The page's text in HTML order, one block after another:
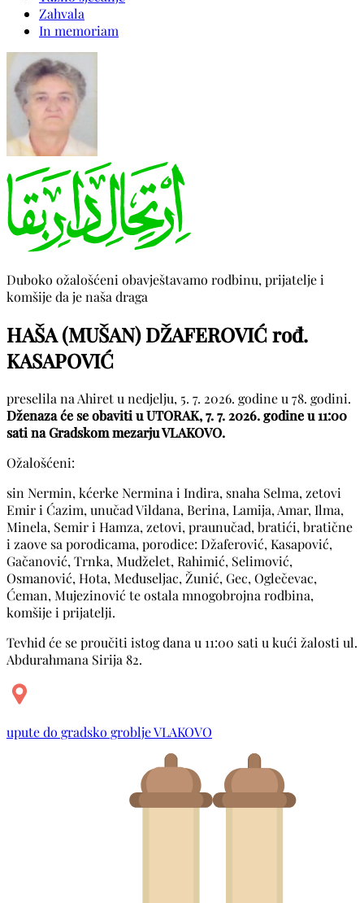
Zahvala
In memoriam
Duboko ožalošćeni obavještavamo rodbinu, prijatelje i
komšije da je naša draga
HAŠA (MUŠAN) DŽAFEROVIĆ rođ.
KASAPOVIĆ
preselila na Ahiret u nedjelju, 5. 7. 2026. godine u 78. godini.
Dženaza će se obaviti u UTORAK, 7. 7. 2026. godine u 11:00
sati na Gradskom mezarju VLAKOVO.
Ožalošćeni:
sin Nermin, kćerke Nermina i Indira, snaha Selma, zetovi
Emir i Ćazim, unučad Vildana, Berina, Lamija, Amar, Ilma,
Minela, Semir i Hamza, zetovi, praunučad, bratići, bratične
i zaove sa porodicama, porodice: Džaferović, Kasapović,
Gačanović, Trnka, Mudželet, Rahimić, Selimović,
Osmanović, Hota, Međuseljac, Žunić, Gec, Oglečevac,
Ćeman, Mujezinović te ostala mnogobrojna rodbina,
komšije i prijatelji.
Tevhid će se proučiti istog dana u 11:00 sati u kući žalosti ul.
Abdurahmana Sirija 82.
upute do gradsko groblje VLAKOVO